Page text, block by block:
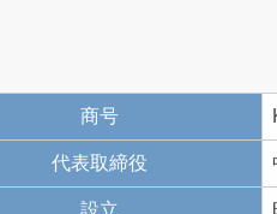
商号
代表取締役